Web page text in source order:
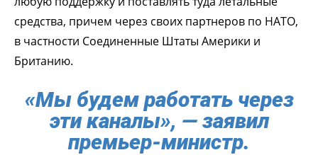
средства, причем через своих партнеров по НАТО,
в частности Соединенные Штаты Америки и
Британию.
«Мы будем работать через
эти каналы», — заявил
премьер-министр.